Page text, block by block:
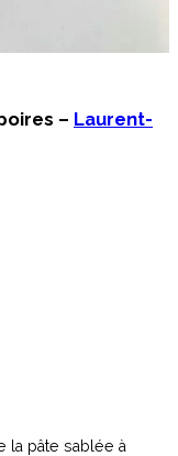
– Laurent-
la pâte sablée à